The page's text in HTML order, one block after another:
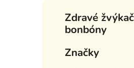
Přeskočit
kategorie
Zdravé
bonbóny
Značky